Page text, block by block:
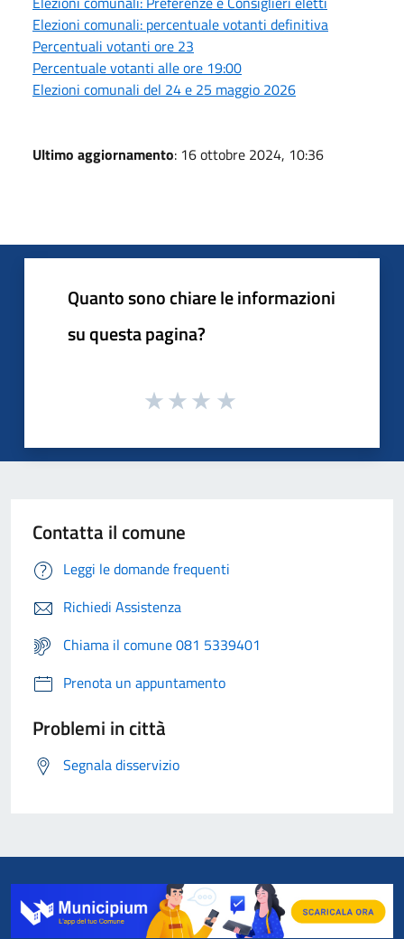
Elezioni comunali: percentuale votanti definitiva
Percentuali votanti ore 23
Percentuale votanti alle ore 19:00
Elezioni comunali del 24 e 25 maggio 2026
Ultimo aggiornamento: 16 ottobre 2024, 10:36
Quanto sono chiare le informazioni
su questa pagina?
Contatta il comune
Leggi le domande frequenti
Richiedi Assistenza
Chiama il comune 081 5339401
Prenota un appuntamento
Problemi in città
Segnala disservizio